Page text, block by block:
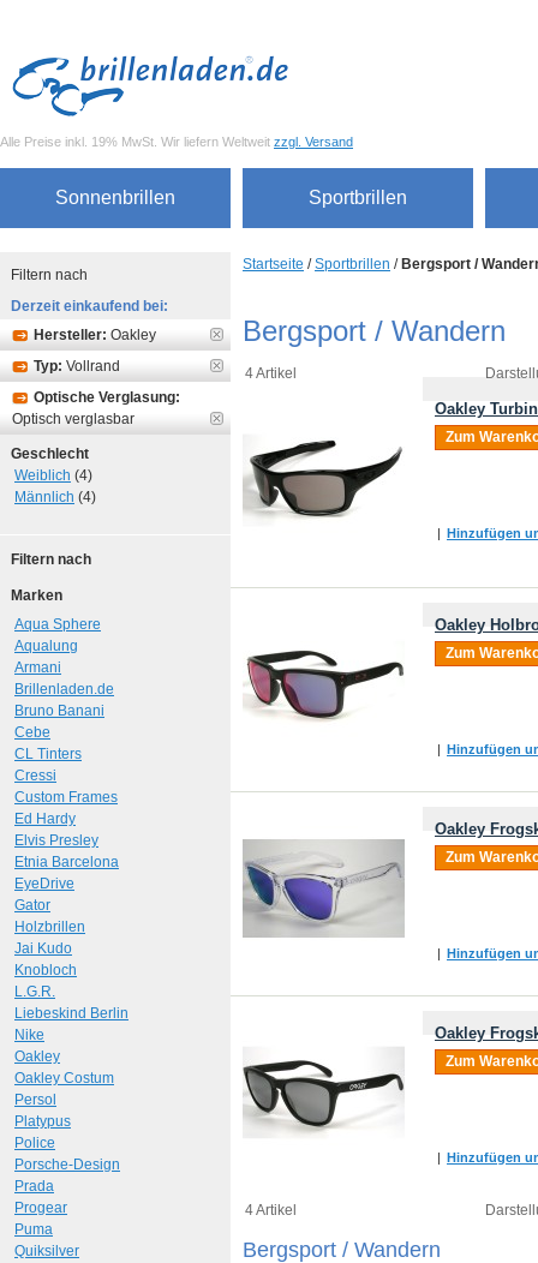
Alle Preise inkl. 19% MwSt. Wir liefern Weltweit zzgl. Versand
Sonnenbrillen Sportbrillen
Startseite /Sportbrillen / Bergsport /
Bergsport / Wandern
4 Artikel
Oakley
Zum
| Hinzufügen
Oakley
Zum
| Hinzufügen
Oakley
Zum
| Hinzufügen
Oakley
Zum
| Hinzufügen
4 Artikel
Bergsport / Wandern
Filtern nach
Derzeit einkaufend bei:
Hersteller: Oakley
Typ: Vollrand
Optische Verglasung:
Optisch verglasbar
Geschlecht
Weiblich (4)
Männlich (4)
Filtern nach
Marken
Aqua Sphere
Aqualung
Armani
Brillenladen.de
Bruno Banani
Cebe
CL Tinters
Cressi
Custom Frames
Ed Hardy
Elvis Presley
Etnia Barcelona
EyeDrive
Gator
Holzbrillen
Jai Kudo
Knobloch
L.G.R.
Liebeskind Berlin
Nike
Oakley
Oakley Costum
Persol
Platypus
Police
Porsche-Design
Prada
Progear
Puma
Quiksilver